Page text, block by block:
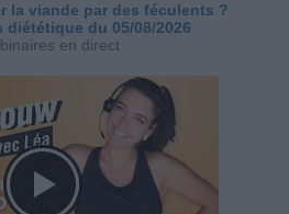
la viande par des féculents ?
du 05/08/2026
en direct